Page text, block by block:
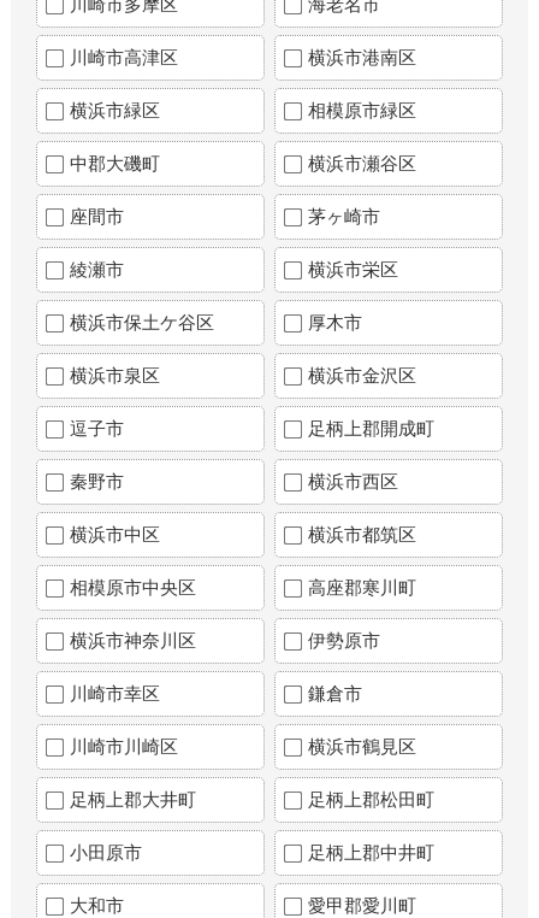
川崎市多摩区 海老名市
川崎市高津区 横浜市港南区
横浜市緑区 相模原市緑区
中郡大磯町 横浜市瀬谷区
座間市 茅ヶ崎市
綾瀬市 横浜市栄区
横浜市保土ケ谷区 厚木市
横浜市泉区 横浜市金沢区
逗子市 足柄上郡開成町
秦野市 横浜市西区
横浜市中区 横浜市都筑区
相模原市中央区 高座郡寒川町
横浜市神奈川区 伊勢原市
川崎市幸区 鎌倉市
川崎市川崎区 横浜市鶴見区
足柄上郡大井町 足柄上郡松田町
小田原市 足柄上郡中井町
大和市 愛甲郡愛川町